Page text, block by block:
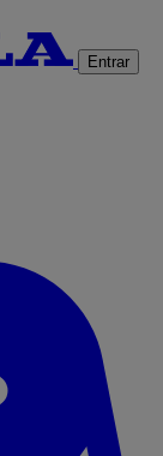
Entrar